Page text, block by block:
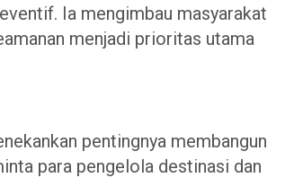
Ia mengimbau masyarakat
menjadi prioritas utama
pentingnya membangun
para pengelola destinasi dan